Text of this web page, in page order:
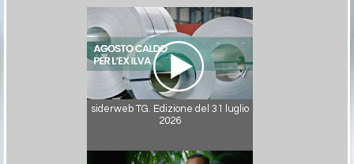
siderweb TG. Edizione del 31 luglio
2026